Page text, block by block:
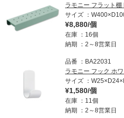
ラモニー フラット
サイズ
¥8,880/個
在庫
16個
納期
2～8営業日
品番
BA22031
ラモニー フック ホワ
サイズ
¥1,580/個
在庫
11個
納期
2～8営業日